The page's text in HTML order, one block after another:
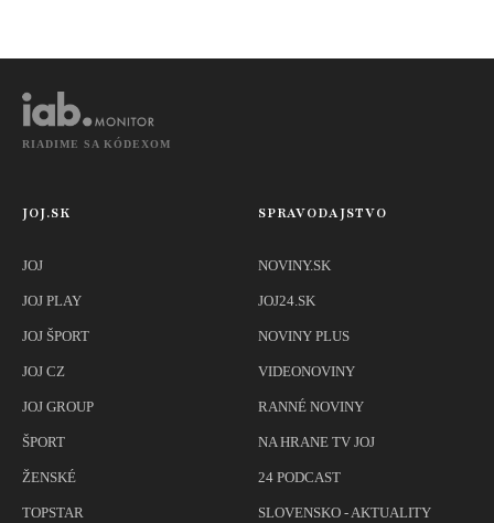
RIADIME SA KÓDEXOM
JOJ.SK
JOJ
JOJ PLAY
JOJ ŠPORT
JOJ CZ
JOJ GROUP
ŠPORT
ŽENSKÉ
TOPSTAR
SPRAVODAJSTVO
NOVINY.SK
JOJ24.SK
NOVINY PLUS
VIDEONOVINY
RANNÉ NOVINY
NA HRANE TV JOJ
24 PODCAST
SLOVENSKO - AKTUALITY